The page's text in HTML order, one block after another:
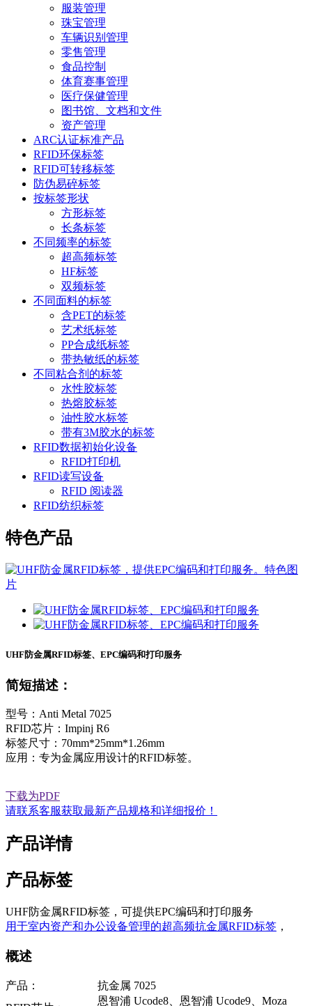
服装管理
珠宝管理
车辆识别管理
零售管理
食品控制
体育赛事管理
医疗保健管理
图书馆、文档和文件
资产管理
ARC认证标准产品
RFID环保标签
RFID可转移标签
防伪易碎标签
按标签形状
方形标签
长条标签
不同频率的标签
超高频标签
HF标签
双频标签
不同面料的标签
含PET的标签
艺术纸标签
PP合成纸标签
带热敏纸的标签
不同粘合剂的标签
水性胶标签
热熔胶标签
油性胶水标签
带有3M胶水的标签
RFID数据初始化设备
RFID打印机
RFID读写设备
RFID 阅读器
RFID纺织标签
特色产品
UHF防金属RFID标签、EPC编码和打印服务
简短描述：
型号：Anti Metal 7025
RFID芯片：Impinj R6
标签尺寸：70mm*25mm*1.26mm
应用：专为金属应用设计的RFID标签。
下载为PDF
请联系客服获取最新产品规格和详细报价！
产品详情
产品标签
UHF防金属RFID标签，可提供EPC编码和打印服务
用于室内资产和办公设备管理的超高频抗金属RFID标签 ，
概述
产品：
抗金属 7025
恩智浦 Ucode8、恩智浦 Ucode9、Moza